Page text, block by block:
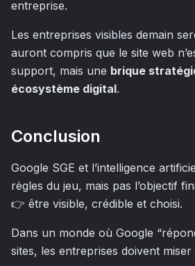
entreprise.
Les entreprises visibles demain
auront compris que le site web
support, mais une brique
écosystème digital.
Conclusion
Google SGE et l’intelligence
règles du jeu, mais pas l’objectif
👉 être visible, crédible et choisi.
Dans un monde où Google
sites, les entreprises doivent miser